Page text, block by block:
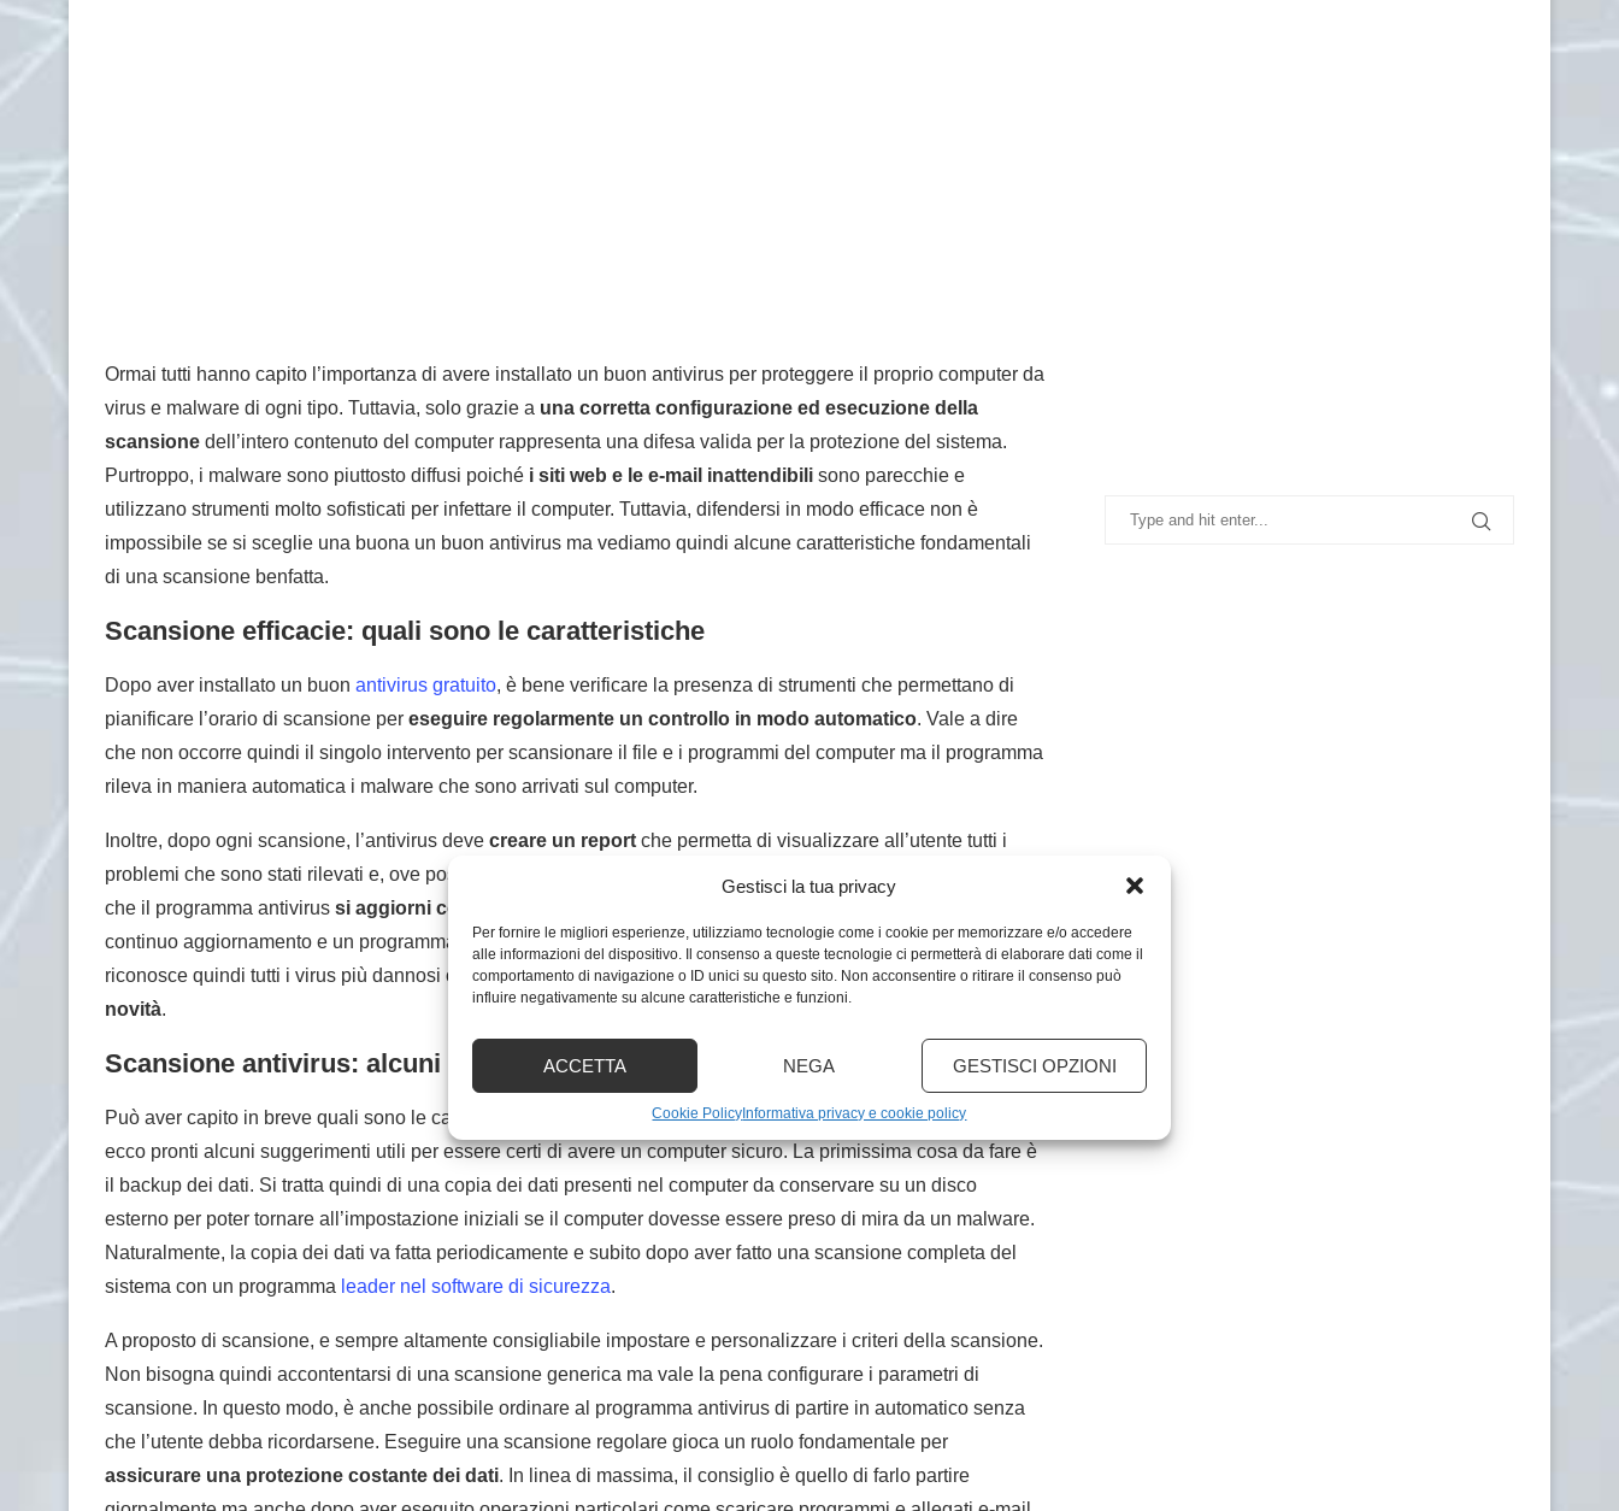
Gestisci la tua privacy
Per fornire le migliori esperienze, utilizziamo tecnologie come i cookie per memorizzare e/o accedere
alle informazioni del dispositivo. Il consenso a queste tecnologie ci permetterà di elaborare dati come il
comportamento di navigazione o ID unici su questo sito. Non acconsentire o ritirare il consenso può
influire negativamente su alcune caratteristiche e funzioni.
ACCETTA NEGA GESTISCI OPZIONI
Cookie Policy Informativa privacy e cookie policy
Ormai tutti hanno capito l’importanza di avere installato un buon antivirus per proteggere il proprio computer da
virus e malware di ogni tipo. Tuttavia, solo grazie a una corretta configurazione ed esecuzione della
scansione dell’intero contenuto del computer rappresenta una difesa valida per la protezione del sistema.
Purtroppo, i malware sono piuttosto diffusi poiché i siti web e le e-mail inattendibili sono parecchie e
utilizzano strumenti molto sofisticati per infettare il computer. Tuttavia, difendersi in modo efficace non è
impossibile se si sceglie una buona un buon antivirus ma vediamo quindi alcune caratteristiche fondamentali
di una scansione benfatta.
Scansione efficacie: quali sono le caratteristiche
Dopo aver installato un buon antivirus gratuito, è bene verificare la presenza di strumenti che permettano di
pianificare l’orario di scansione per eseguire regolarmente un controllo in modo automatico. Vale a dire
che non occorre quindi il singolo intervento per scansionare il file e i programmi del computer ma il programma
rileva in maniera automatica i malware che sono arrivati sul computer.
Inoltre, dopo ogni scansione, l’antivirus deve creare un report che permetta di visualizzare all’utente tutti i
problemi che sono stati rilevati e, ove possibile, riparare i danni provocati dai malware. Inoltre, è fondamentale
che il programma antivirus si aggiorni costantemente
continuo aggiornamento e un programma vecchio non è quindi in grado di riconoscerli. La protezione proattiva
riconosce quindi tutti i virus più dannosi che possono infettare il laptop tenendo anche presentele ultime
novità.
Scansione antivirus: alcuni suggerimenti utili
Può aver capito in breve quali sono le caratteristiche principali per dire che una scansione è stata efficace,
ecco pronti alcuni suggerimenti utili per essere certi di avere un computer sicuro. La primissima cosa da fare è
il backup dei dati. Si tratta quindi di una copia dei dati presenti nel computer da conservare su un disco
esterno per poter tornare all’impostazione iniziali se il computer dovesse essere preso di mira da un malware.
Naturalmente, la copia dei dati va fatta periodicamente e subito dopo aver fatto una scansione completa del
sistema con un programma leader nel software di sicurezza.
A proposto di scansione, e sempre altamente consigliabile impostare e personalizzare i criteri della scansione.
Non bisogna quindi accontentarsi di una scansione generica ma vale la pena configurare i parametri di
scansione. In questo modo, è anche possibile ordinare al programma antivirus di partire in automatico senza
che l’utente debba ricordarsene. Eseguire una scansione regolare gioca un ruolo fondamentale per
assicurare una protezione costante dei dati. In linea di massima, il consiglio è quello di farlo partire